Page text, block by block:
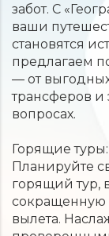
забот. С
ваши
становятся
предлагаем
— от
трансферов
вопросах.
Горящие
Планируйте
горящий тур,
сокращенную
вылета.